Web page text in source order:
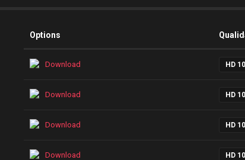
Options
Download HD
Download HD
Download HD
Download HD